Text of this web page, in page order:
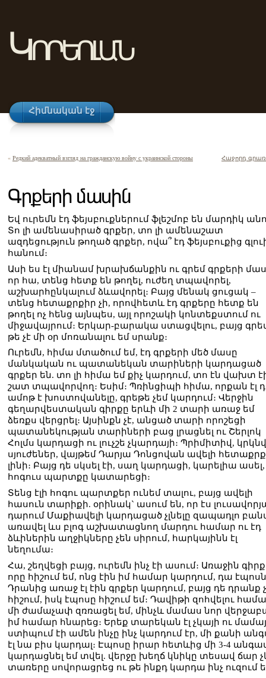
Կորեոլան
Հիմնական էջ
« Редкий адекватный взгляд на гражданскую войну с украинской стороны Հաջորդ
Գրքերի մասին
Եվ ուրեմն էդ ֆեյսբուքներում ֆլեշմոբ են մարդիկ
Տո լի ամենասիրած գրքեր, տո լի ամենաշատ
ազդեցություն թողած գրքեր, ովա՞ էդ ֆեյսբուքից
հանում։
Ասի ես էլ միանամ խրախճանքին ու գրեմ գրքերի
որ հա, տենց հետք են թողել, ուժեղ տպավորել,
աշխարհընկալում ձևավորել։ Բայց մենակ ցուցակ –
տենց հետաքրքիր չի, որովհետև էդ գրքերը հետք են
թողել ոչ հենց այնպես, այլ որոշակի կոնտեքստում ու
միջավայրում։ Երկար-բարակա ստացվելու, բայց
թե չէ մի օր մոռանալու եմ սրանք։
Ուրեմն, հիմա մտածում եմ, էդ գրքերի մեծ մասը
մանկական ու պատանեկան տարիների կարդացած
գրքեր են. տո լի հիմա եմ քիչ կարդում, տո էն վախտ
շատ տպավորվող։ Եսիմ։ Պռինցիպի հիմա, որքան էլ
ամոթ է խոստովանելը, գրեթե չեմ կարդում։ Վերջին
գեղարվեստական գիրքը երևի մի 2 տարի առաջ եմ
ձեռքս վերցրել։ Այսինքն չէ, անցած տարի որոշեցի
պատանեկության տարիների բաց լրացնել ու Շերլոկ
Հոլմս կարդացի ու լուչշե չկարդայի։ Պրիմիտիվ,
սյուժեներ, վայթեմ Դարյա Դոնցովան ավելի
լինի։ Բայց դե սկսել էի, սաղ կարդացի, կարելիա
հոգուս պարտքը կատարեցի։
Տենց էլի հոգու պարտքեր ունեմ տալու, բայց ավելի
հասուն տարիքի. օրինակ` ասում են, որ էս
դարում Մաքիավելի կարդացած չլնելը զապադլո
առավել ևս բլոգ աշխատացնող մարդու համար ու էդ
ձևիներին աղջիկները չեն սիրում, հարկայինն էլ
նեղումա։
Հա, շեղվեցի բայց, ուրեմն ինչ էի ասում։ Առաջին
որը հիշում եմ, ոնց էին իմ համար կարդում, դա էպոսն
Դրանից առաջ էլ էին գրքեր կարդում, բայց դե դրանք
հիշում, իսկ էպոսը հիշում եմ։ Դավիթի զոհվելու
մի ժամաչափ զռռացել եմ, մինչև մամաս նոր
իմ համար հնարեց։ Երեք տարեկան էլ չկայի ու
ստիպում էի ամեն ինչը ինչ կարդում էր, մի քանի
էլ նա բիս կարդալ։ Էպոսը իրար հետևից մի 3-4
կարդացնել եմ տվել. վերջը խեղճ կնիկը տեսավ ճար
տառերը սովորացրեց ու թե ինքդ կարդա ինչ ուզում